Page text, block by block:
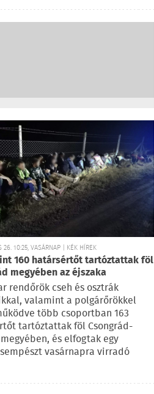
26. 10:25, VASÁRNAP | KÉK HÍREK
160 határsértőt tartóztattak föl
megyében az éjszaka
rendőrök cseh és osztrák
valamint a polgárőrökkel
több csoportban 163
tartóztattak föl Csongrád-
és elfogtak egy
vasárnapra virradó